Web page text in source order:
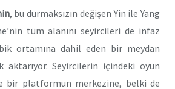
, bu durmaksızın değişen Yin ile Yang
tüm alanını seyircileri de infaz
ortamına dahil eden bir meydan
aktarıyor. Seyircilerin içindeki oyun
bir platformun merkezine, belki de